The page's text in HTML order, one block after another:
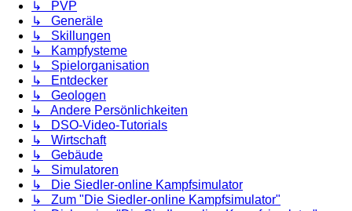
↳ PVP
↳ Generäle
↳ Skillungen
↳ Kampfysteme
↳ Spielorganisation
↳ Entdecker
↳ Geologen
↳ Andere Persönlichkeiten
↳ DSO-Video-Tutorials
↳ Wirtschaft
↳ Gebäude
↳ Simulatoren
↳ Die Siedler-online Kampfsimulator
↳ Zum "Die Siedler-online Kampfsimulator"